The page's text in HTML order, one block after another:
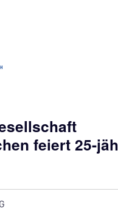
feiert 25-